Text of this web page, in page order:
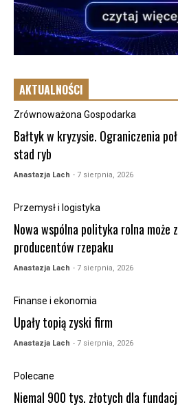
AKTUALNOŚCI
Zrównoważona Gospodarka
Bałtyk w kryzysie. Ograniczenia
stad ryb
Anastazja Lach - 7 sierpnia, 2026
Przemysł i logistyka
Nowa wspólna polityka rolna może
producentów rzepaku
Anastazja Lach - 7 sierpnia, 2026
Finanse i ekonomia
Upały topią zyski firm
Anastazja Lach - 7 sierpnia, 2026
Polecane
Niemal 900 tys. złotych dla